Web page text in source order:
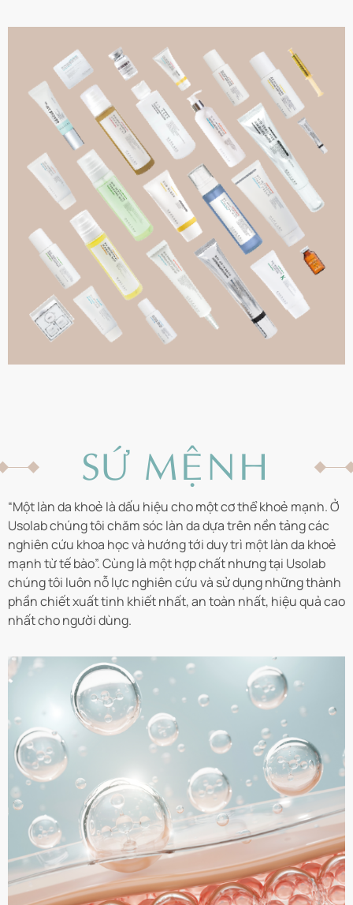
SỨ MỆNH
“Một làn da khoẻ là dấu hiệu cho một cơ thể khoẻ mạnh. Ở
Usolab chúng tôi chăm sóc làn da dựa trên nền tảng các
nghiên cứu khoa học và hướng tới duy trì một làn da khoẻ
mạnh từ tế bào”. Cùng là một hợp chất nhưng tại Usolab
chúng tôi luôn nỗ lực nghiên cứu và sử dụng những thành
phần chiết xuất tinh khiết nhất, an toàn nhất, hiệu quả cao
nhất cho người dùng.